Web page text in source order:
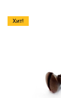
Хит!